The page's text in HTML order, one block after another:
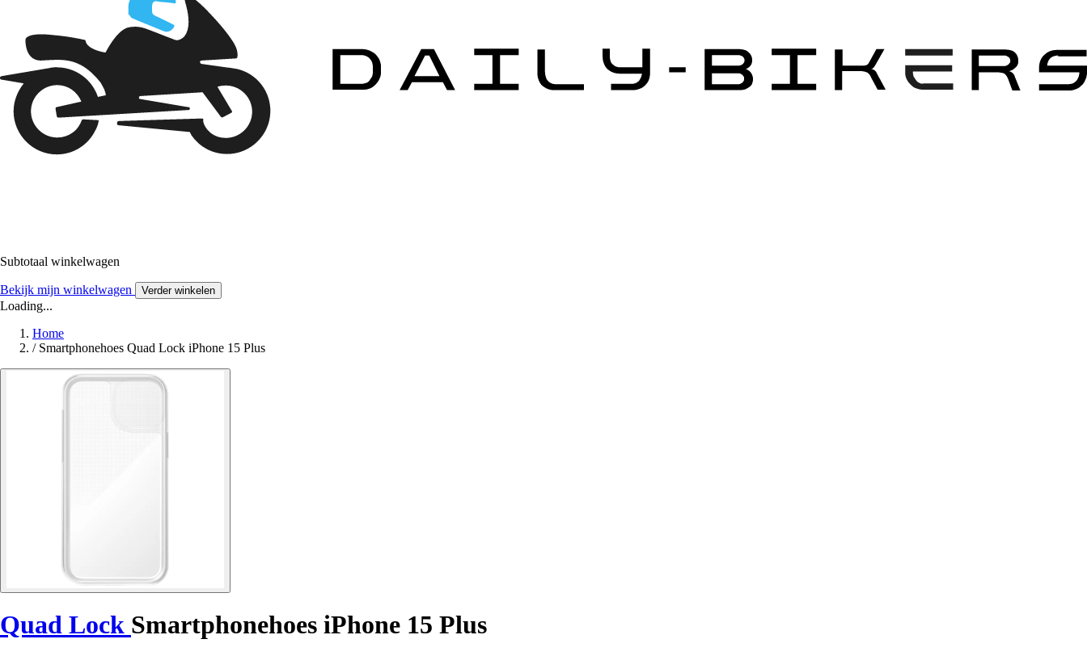
Subtotaal winkelwagen
Bekijk mijn winkelwagen Verder winkelen
Loading...
Home
/ Smartphonehoes Quad Lock iPhone 15 Plus
Quad Lock Smartphonehoes iPhone 15 Plus